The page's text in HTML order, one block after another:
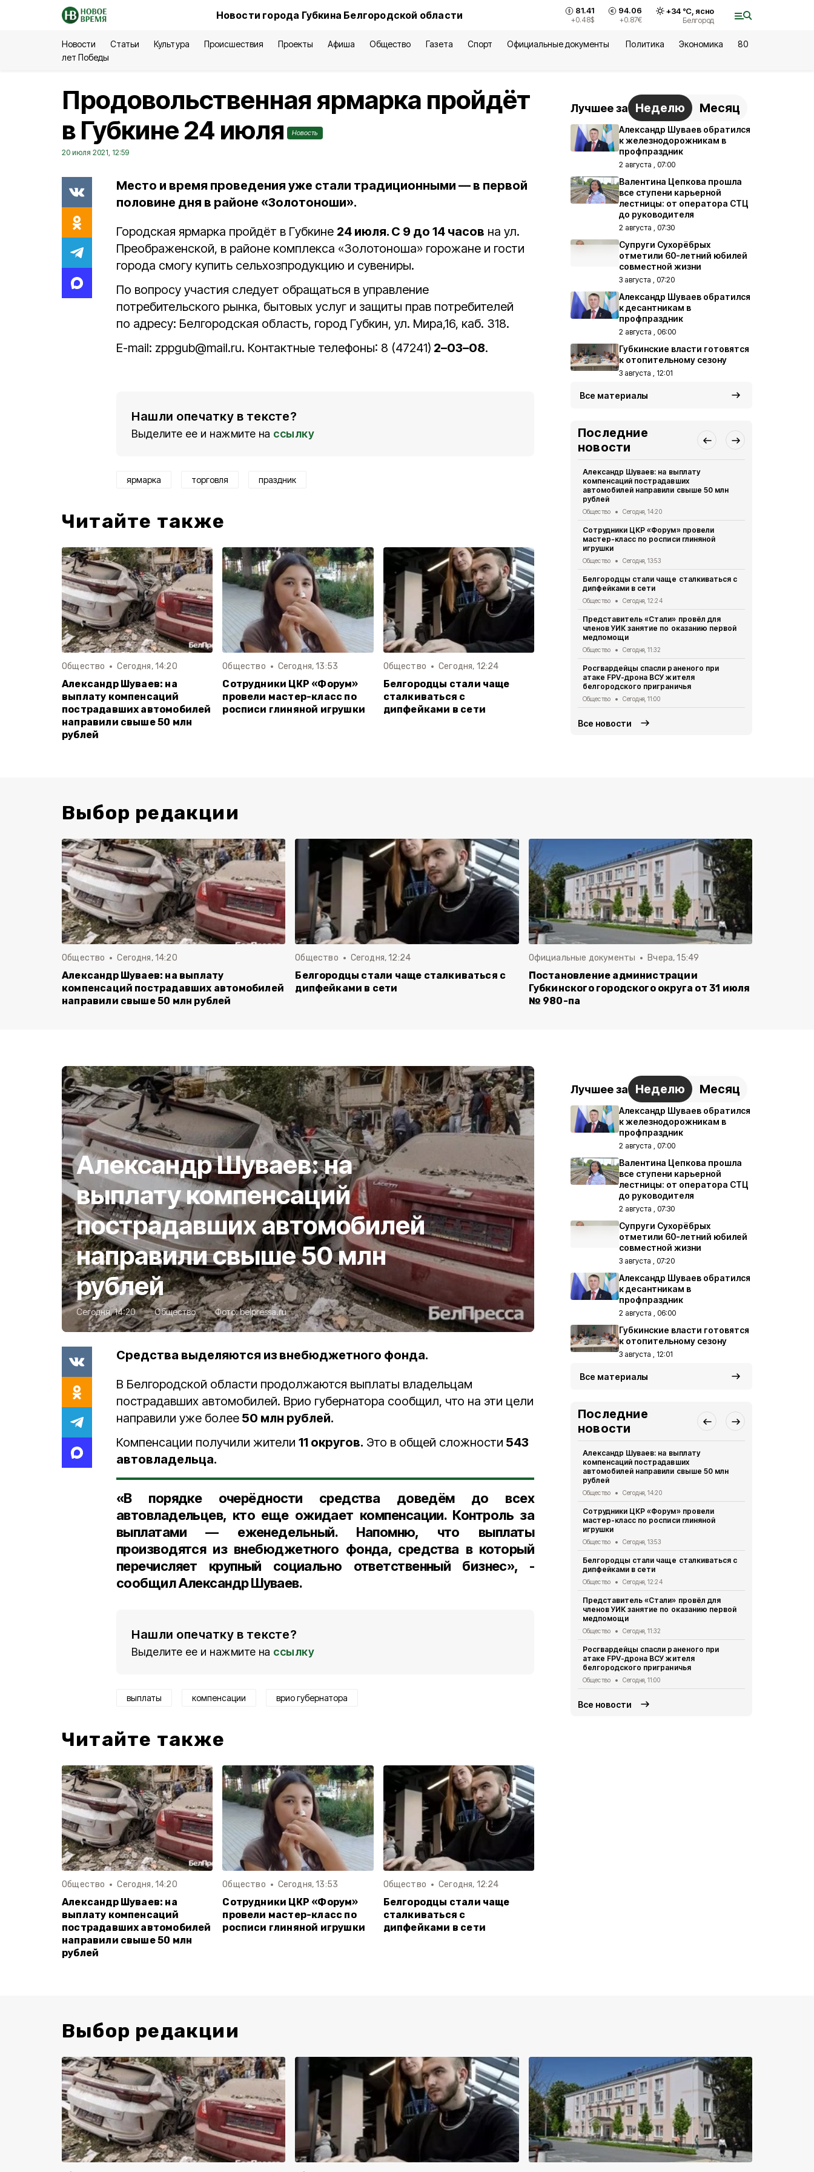
Новости города Губкина Белгородской области 81.41
+0.48$
94.06
+0.87€
+34°С, ясно
Белгород
Новости Статьи Культура Происшествия Проекты Афиша Общество Газета Спорт Официальные документы Политика Экономика
80
лет Победы
Продовольственная ярмарка пройдёт
в Губкине 24 июля
Новость
20 июля 2021, 12:59
Место и время проведения уже стали традиционными — в первой
половине дня в районе «Золотоноши».
Городская ярмарка пройдёт в Губкине 24 июля. С 9 до 14 часов на ул.
Преображенской, в районе комплекса «Золотоноша» горожане и гости
города смогу купить сельхозпродукцию и сувениры.
По вопросу участия следует обращаться в управление
потребительского рынка, бытовых услуг и защиты прав потребителей
по адресу: Белгородская область, город Губкин, ул. Мира,16, каб. 318.
E-mail: zppgub@mail.ru. Контактные телефоны: 8 (47241) 2–03–08.
Нашли опечатку в тексте?
Выделите ее и нажмите на ссылку
ярмарка торговля праздник
Читайте также
Общество Сегодня, 14:20
Александр Шуваев: на
выплату компенсаций
пострадавших автомобилей
направили свыше 50 млн
рублей
Общество Сегодня, 13:53
Сотрудники ЦКР «Форум»
провели мастер-класс по
росписи глиняной игрушки
Общество Сегодня, 12:24
Белгородцы стали чаще
сталкиваться с
дипфейками в сети
Лучшее за Неделю Месяц
Александр Шуваев обратился
к железнодорожникам в
профпраздник
2 августа , 07:00
Валентина Цепкова прошла
все ступени карьерной
лестницы: от оператора СТЦ
до руководителя
2 августа , 07:30
Супруги Сухорёбрых
отметили 60-летний юбилей
совместной жизни
3 августа , 07:20
Александр Шуваев обратился
к десантникам в
профпраздник
2 августа , 06:00
Губкинские власти готовятся
к отопительному сезону
3 августа , 12:01
Все материалы
Последние
новости
Александр Шуваев: на выплату
компенсаций пострадавших
автомобилей направили свыше 50 млн
рублей
Общество Сегодня, 14:20
Сотрудники ЦКР «Форум» провели
мастер-класс по росписи глиняной
игрушки
Общество Сегодня, 13:53
Белгородцы стали чаще сталкиваться с
дипфейками в сети
Общество Сегодня, 12:24
Представитель «Стали» провёл для
членов УИК занятие по оказанию первой
медпомощи
Общество Сегодня, 11:32
Росгвардейцы спасли раненого при
атаке FPV-дрона ВСУ жителя
белгородского приграничья
Общество Сегодня, 11:00
Все новости
Выбор редакции
Общество Сегодня, 14:20
Александр Шуваев: на выплату
компенсаций пострадавших автомобилей
направили свыше 50 млн рублей
Общество Сегодня, 12:24
Белгородцы стали чаще сталкиваться с
дипфейками в сети
Официальные документы Вчера, 15:49
Постановление администрации
Губкинского городского округа от 31 июля
№ 980-па
Александр Шуваев: на
выплату компенсаций
пострадавших автомобилей
направили свыше 50 млн
рублей
Сегодня, 14:20 Общество Фото:belpressa.ru
Средства выделяются из внебюджетного фонда.
В Белгородской области продолжаются выплаты владельцам
пострадавших автомобилей. Врио губернатора сообщил, что на эти цели
направили уже более 50 млн рублей.
Компенсации получили жители 11 округов. Это в общей сложности 543
автовладельца.
«В порядке очерёдности средства доведём до всех
автовладельцев, кто еще ожидает компенсации. Контроль за
выплатами — еженедельный. Напомню, что выплаты
производятся из внебюджетного фонда, средства в который
перечисляет крупный социально ответственный бизнес», -
сообщил Александр Шуваев.
Нашли опечатку в тексте?
Выделите ее и нажмите на ссылку
выплаты компенсации врио губернатора
Читайте также
Общество Сегодня, 14:20
Александр Шуваев: на
выплату компенсаций
пострадавших автомобилей
направили свыше 50 млн
рублей
Общество Сегодня, 13:53
Сотрудники ЦКР «Форум»
провели мастер-класс по
росписи глиняной игрушки
Общество Сегодня, 12:24
Белгородцы стали чаще
сталкиваться с
дипфейками в сети
Лучшее за Неделю Месяц
Александр Шуваев обратился
к железнодорожникам в
профпраздник
2 августа , 07:00
Валентина Цепкова прошла
все ступени карьерной
лестницы: от оператора СТЦ
до руководителя
2 августа , 07:30
Супруги Сухорёбрых
отметили 60-летний юбилей
совместной жизни
3 августа , 07:20
Александр Шуваев обратился
к десантникам в
профпраздник
2 августа , 06:00
Губкинские власти готовятся
к отопительному сезону
3 августа , 12:01
Все материалы
Последние
новости
Александр Шуваев: на выплату
компенсаций пострадавших
автомобилей направили свыше 50 млн
рублей
Общество Сегодня, 14:20
Сотрудники ЦКР «Форум» провели
мастер-класс по росписи глиняной
игрушки
Общество Сегодня, 13:53
Белгородцы стали чаще сталкиваться с
дипфейками в сети
Общество Сегодня, 12:24
Представитель «Стали» провёл для
членов УИК занятие по оказанию первой
медпомощи
Общество Сегодня, 11:32
Росгвардейцы спасли раненого при
атаке FPV-дрона ВСУ жителя
белгородского приграничья
Общество Сегодня, 11:00
Все новости
Выбор редакции